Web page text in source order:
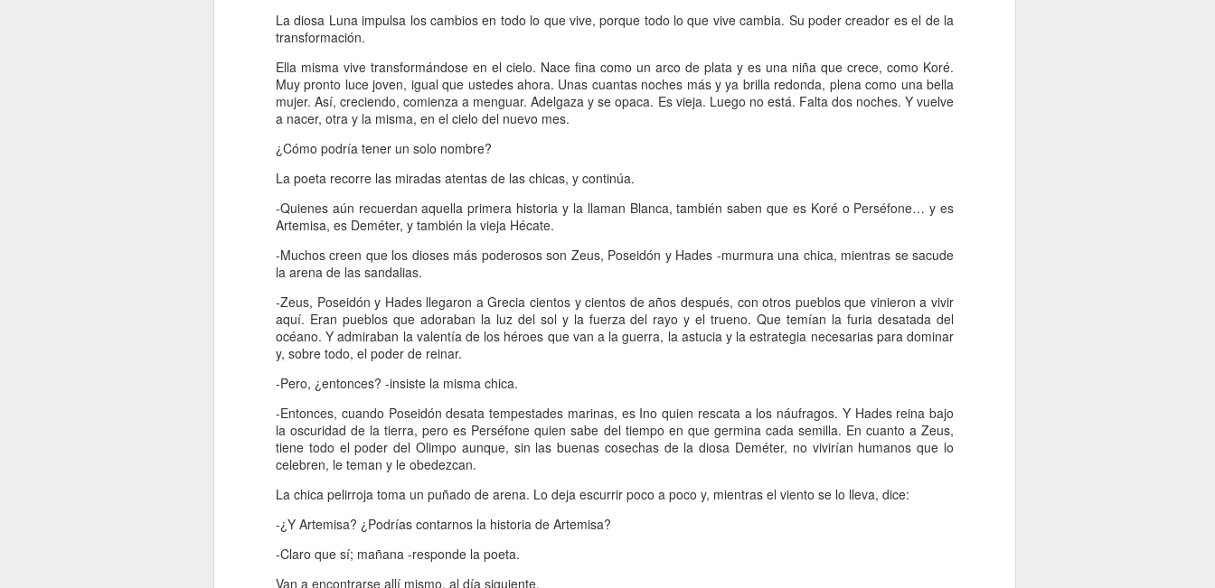
La diosa Luna impulsa los cambios en todo lo que vive, porque todo lo que vive cambia. Su poder creador es el de la
transformación.
Ella misma vive transformándose en el cielo. Nace fina como un arco de plata y es una niña que crece, como Koré.
Muy pronto luce joven, igual que ustedes ahora. Unas cuantas noches más y ya brilla redonda, plena como una bella
mujer. Así, creciendo, comienza a menguar. Adelgaza y se opaca. Es vieja. Luego no está. Falta dos noches. Y vuelve
a nacer, otra y la misma, en el cielo del nuevo mes.
¿Cómo podría tener un solo nombre?
La poeta recorre las miradas atentas de las chicas, y continúa.
-Quienes aún recuerdan aquella primera historia y la llaman Blanca, también saben que es Koré o Perséfone… y es
Artemisa, es Deméter, y también la vieja Hécate.
-Muchos creen que los dioses más poderosos son Zeus, Poseidón y Hades -murmura una chica, mientras se sacude
la arena de las sandalias.
-Zeus, Poseidón y Hades llegaron a Grecia cientos y cientos de años después, con otros pueblos que vinieron a vivir
aquí. Eran pueblos que adoraban la luz del sol y la fuerza del rayo y el trueno. Que temían la furia desatada del
océano. Y admiraban la valentía de los héroes que van a la guerra, la astucia y la estrategia necesarias para dominar
y, sobre todo, el poder de reinar.
-Pero, ¿entonces? -insiste la misma chica.
-Entonces, cuando Poseidón desata tempestades marinas, es Ino quien rescata a los náufragos. Y Hades reina bajo
la oscuridad de la tierra, pero es Perséfone quien sabe del tiempo en que germina cada semilla. En cuanto a Zeus,
tiene todo el poder del Olimpo aunque, sin las buenas cosechas de la diosa Deméter, no vivirían humanos que lo
celebren, le teman y le obedezcan.
La chica pelirroja toma un puñado de arena. Lo deja escurrir poco a poco y, mientras el viento se lo lleva, dice:
-¿Y Artemisa? ¿Podrías contarnos la historia de Artemisa?
-Claro que sí; mañana -responde la poeta.
Van a encontrarse allí mismo, al día siguiente.
13
Por Caro Alfonso
Hace un año, Mona me salvó la vida. Llegué a la casa de mi hermana
después de manejar muchas horas escuchando la misma lista de
temas desde que salí de mi casa.
JAN
13
La lectora de la lectora
Por Cecilia Sorrentino
A veces, la lectora regresa a libros entrañables que leyó hace tiempo.
Esta tarde le gustaría volver a Virginia Woolf.
Toma un libro al azar y lo abre. Inmediatamente reconoce el cuarto.
Recorre algunas líneas…
Virginia no está en su escritorio. Junto a la ventana, el pequeño sillón
concentra la última luz que llega del jardín. Virginia lee. Algunas tardes
lee, entre el té y la cena.
JAN
13
¿Broncearse? ¡Un quemo!
Por Guadalupe Treibel
Me entero tarde -por puro despiste- y siento la obligación moral de
descular el asunto para quienes todavía se rompen el coco buscando la
Es un oxímoron, un verso. Resulta que eso que llamamos “colorcito”
melanina para defenderse porque la radiación ya empezó a dañar el
ADN de sus células.